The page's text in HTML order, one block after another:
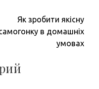
Як зробити якісну
в домашніх
умовах